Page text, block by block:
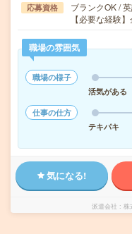
応募資格
ブランクOK /
【必要な経験
職場の雰囲気
職場の様子
活気がある
仕事の仕方
テキパキ
気になる!
派遣会社 株